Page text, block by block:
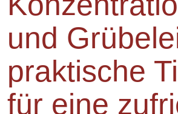
und
praktische
für eine